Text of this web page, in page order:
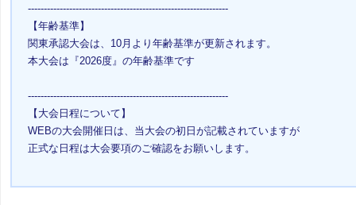
---------------------------------------------------------------
【年齢基準】
関東承認大会は、10月より年齢基準が更新されます。
本大会は『2026度』の年齢基準です
---------------------------------------------------------------
【大会日程について】
WEBの大会開催日は、当大会の初日が記載されていますが
正式な日程は大会要項のご確認をお願いします。